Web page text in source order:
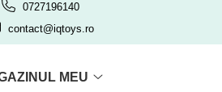
0727196140
contact@iqtoys.ro
MEU